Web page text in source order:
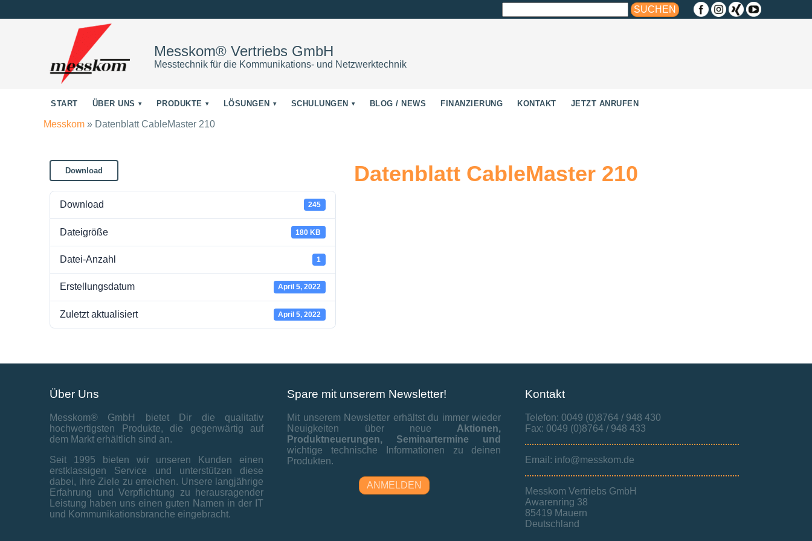
nach:
Messkom® Vertriebs GmbH
Messtechnik für die Kommunikations- und Netzwerktechnik
START ÜBER UNS PRODUKTE LÖSUNGEN SCHULUNGEN BLOG / NEWS FINANZIERUNG KONTAKT JETZT ANRUFEN
Messkom » Datenblatt CableMaster 210
Download
Download 245
Dateigröße 180 KB
Datei-Anzahl 1
Erstellungsdatum April 5, 2022
Zuletzt aktualisiert April 5, 2022
Datenblatt CableMaster 210
Über Uns
Messkom® GmbH bietet Dir die qualitativ
hochwertigsten Produkte, die gegenwärtig auf
dem Markt erhältlich sind an.
Seit 1995 bieten wir unseren Kunden einen
erstklassigen Service und unterstützen diese
dabei, ihre Ziele zu erreichen. Unsere langjährige
Erfahrung und Verpflichtung zu herausragender
Leistung haben uns einen guten Namen in der IT
und Kommunikationsbranche eingebracht.
Spare mit unserem Newsletter!
Mit unserem Newsletter erhältst du immer wieder
Neuigkeiten über neue Aktionen,
Produktneuerungen, Seminartermine und
wichtige technische Informationen zu deinen
Produkten.
ANMELDEN
Kontakt
Telefon: 0049 (0)8764 / 948 430
Fax: 0049 (0)8764 / 948 433
Email: info@messkom.de
Messkom Vertriebs GmbH
Awarenring 38
85419 Mauern
Deutschland